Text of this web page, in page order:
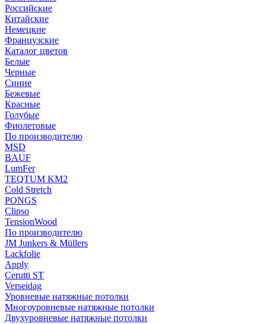
Российские
Китайские
Немецкие
Французские
Каталог цветов
Белые
Черные
Синие
Бежевые
Красные
Голубые
Фиолетовые
По производителю
MSD
BAUF
LumFer
TEQTUM KM2
Cold Stretch
PONGS
Clipso
TensionWood
По производителю
JM Junkers & Müllers
Lackfolie
Apply
Cerutti ST
Verseidag
Уровневые натяжные потолки
Многоуровневые натяжные потолки
Двухуровневые натяжные потолки